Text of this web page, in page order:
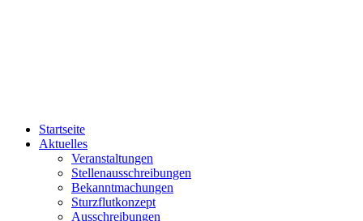
Startseite
Aktuelles
Veranstaltungen
Stellenausschreibungen
Bekanntmachungen
Sturzflutkonzept
Ausschreibungen